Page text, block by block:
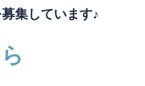
集しています♪